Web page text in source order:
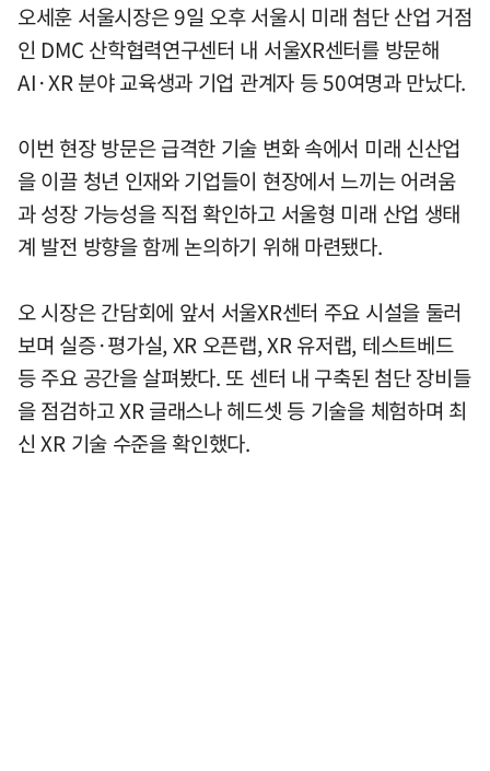
오세훈 서울시장은 9일 오후 서울시 미래 첨단 산업 거점
인 DMC 산학협력연구센터 내 서울XR센터를 방문해
AI·XR 분야 교육생과 기업 관계자 등 50여명과 만났다.
이번 현장 방문은 급격한 기술 변화 속에서 미래 신산업
을 이끌 청년 인재와 기업들이 현장에서 느끼는 어려움
과 성장 가능성을 직접 확인하고 서울형 미래 산업 생태
계 발전 방향을 함께 논의하기 위해 마련됐다.
오 시장은 간담회에 앞서 서울XR센터 주요 시설을 둘러
보며 실증·평가실, XR 오픈랩, XR 유저랩, 테스트베드
등 주요 공간을 살펴봤다. 또 센터 내 구축된 첨단 장비들
을 점검하고 XR 글래스나 헤드셋 등 기술을 체험하며 최
신 XR 기술 수준을 확인했다.